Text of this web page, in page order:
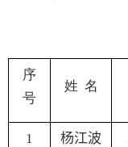
序
号
姓 名
1 杨江波